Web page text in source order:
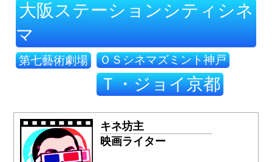
大阪ステーションシティシネ
マ
第七藝術劇場 ＯＳシネマズミント神戸
Ｔ・ジョイ京都
キネ坊主
映画ライター